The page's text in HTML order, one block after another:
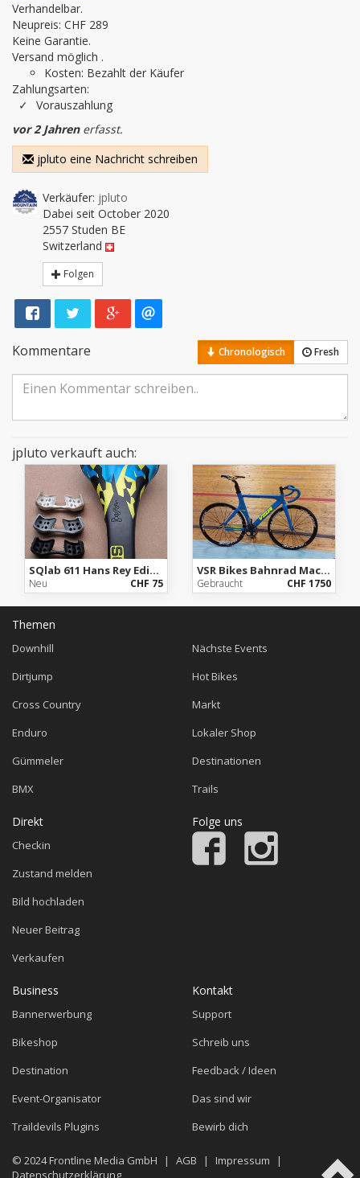
Verhandelbar.
Neupreis: CHF 289
Keine Garantie.
Versand möglich .
Kosten: Bezahlt der Käufer
Zahlungsarten:
Vorauszahlung
vor 2 Jahrenerfasst.
jpluto eine Nachricht schreiben
Verkäufer: jpluto
Dabei seit October 2020
2557 Studen BE
Switzerland
Folgen
Kommentare Chronologisch Fresh
jpluto verkauft auch:
SQlab 611 Hans Rey Edition, 14cm
Neu CHF 75
VSR Bikes Bahnrad Mach2
Gebraucht CHF 1750
Themen
Downhill
Dirtjump
Cross Country
Enduro
Gümmeler
BMX
Nächste Events
Hot Bikes
Markt
Lokaler Shop
Destinationen
Trails
Direkt
Checkin
Zustand melden
Bild hochladen
Neuer Beitrag
Verkaufen
Folge uns
Business
Bannerwerbung
Bikeshop
Destination
Event-Organisator
Traildevils Plugins
Kontakt
Support
Schreib uns
Feedback / Ideen
Das sind wir
Bewirb dich
© 2024Frontline Media GmbH | AGB | Impressum
|
Datenschutzerklärung